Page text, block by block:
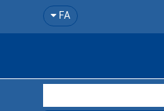
FA